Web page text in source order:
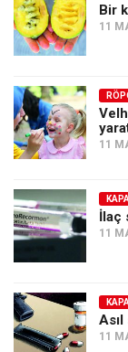
Bir
11
11
İlaç
11
11